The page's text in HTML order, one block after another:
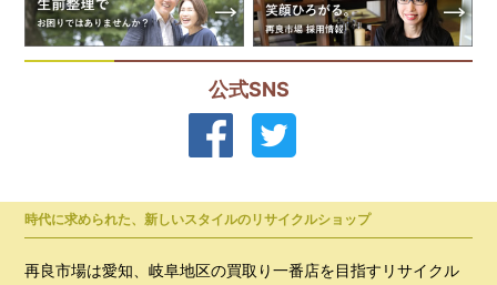
公式SNS
時代に求められた、新しいスタイルのリサイクルショップ
再良市場は愛知、岐阜地区の買取り一番店を目指すリサイクル